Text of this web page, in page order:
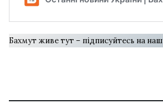
Бахмут живе тут – підписуйтесь на наш